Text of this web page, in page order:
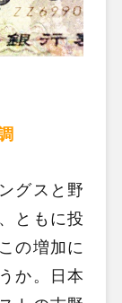
グスと野
ともに投
の増加に
か。日本